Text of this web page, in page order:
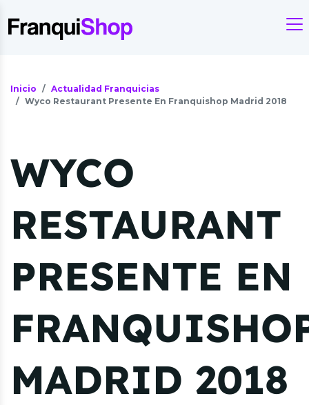
Inicio
Actualidad Franquicias
Wyco Restaurant Presente En Franquishop Madrid 2018
WYCO
RESTAURANT
PRESENTE EN
MADRID 2018